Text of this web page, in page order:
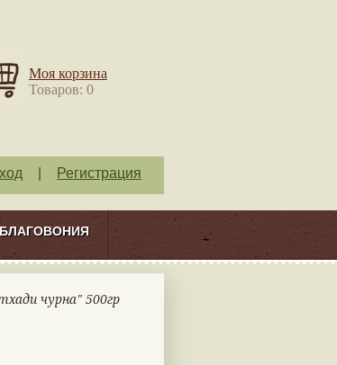
Моя корзина
Товаров: 0
Регистрация
БЛАГОВОНИЯ
чурна" 500гр